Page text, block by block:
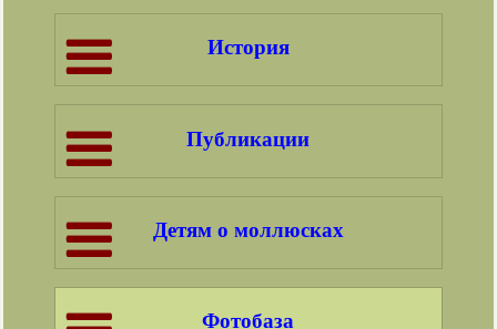
История
Публикации
Детям о моллюсках
Фотобаза